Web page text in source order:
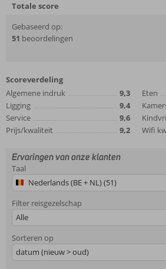
Totale score
Gebaseerd op:
51 beoordelingen
Scoreverdeling
Algemene indruk
9,3
Ligging
9,4
Service
9,6
Prijs/kwaliteit
9,2
Eten
Wifi
Ervaringen van onze klanten
Taal
Nederlands (BE + NL) (51)
Filter reisgezelschap
Alle
Sorteren op
datum (nieuw > oud)